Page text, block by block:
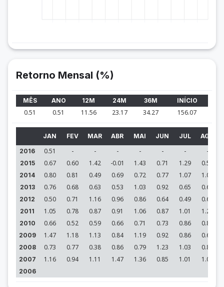
Retorno Mensal (%)
MÊS ANO 12M 24M 36M INÍCIO
0.51 0.51 11.56 23.17 34.27 156.07
JAN FEV MAR ABR MAI JUN JUL AGO
2016
0.51 - - - - - - -
2015 0.67 0.60 1.42 -0.01 1.43 0.71 1.29 0.59
2014 0.80 0.81 0.49 0.69 0.72 0.77 1.07 1.05
2013 0.76 0.68 0.63 0.53 1.03 0.92 0.65 0.68
2012 0.50 0.71 1.16 0.96 0.86 0.64 0.49 0.62
2011 1.05 0.78 0.87 0.91 1.06 0.87 1.01 1.23
2010 0.66 0.52 0.59 0.66 0.71 0.73 0.86 0.89
2009 1.47 1.18 1.13 0.84 1.19 0.92 0.86 0.64
2008 0.73 0.77 0.38 0.86 0.79 1.23 1.03 0.86
2007 1.16 0.94 1.11 1.47 1.36 0.85 1.01 1.08
2006